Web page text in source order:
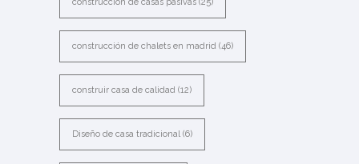
construcción de chalets en madrid (46)
construir casa de calidad (12)
Diseño de casa tradicional (6)